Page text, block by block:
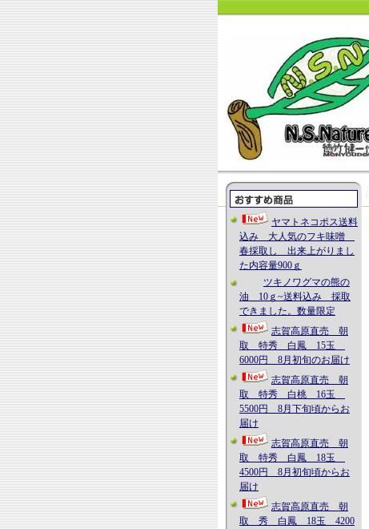
ヤマトネコポス送料
込み 大人気のフキ味噌
春採取し 出来上がりまし
た内容量900ｇ
ツキノワグマの熊の
油 10ｇ~送料込み 採取
できました。数量限定
志賀高原直売 朝
取 特秀 白鳳 15玉
6000円 8月初旬のお届け
志賀高原直売 朝
取 特秀 白桃 16玉
5500円 8月下旬頃からお
届け
志賀高原直売 朝
取 特秀 白鳳 18玉
4500円 8月初旬頃からお
届け
志賀高原直売 朝
取 秀 白鳳 18玉 4200